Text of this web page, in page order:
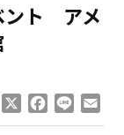
ント アメ
Facebook
Line